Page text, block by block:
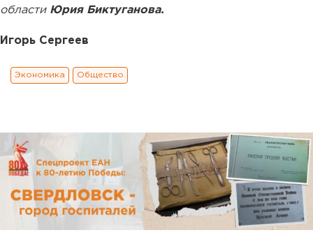
области Юрия Биктуганова.
Игорь Сергеев
Экономика Общество